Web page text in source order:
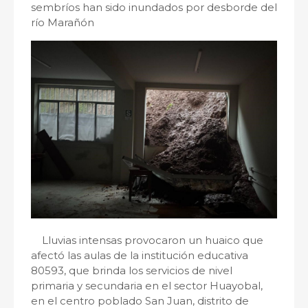
sembríos han sido inundados por desborde del
río Marañón
Lluvias intensas provocaron un huaico que
afectó las aulas de la institución educativa
80593, que brinda los servicios de nivel
primaria y secundaria en el sector Huayobal,
en el centro poblado San Juan, distrito de